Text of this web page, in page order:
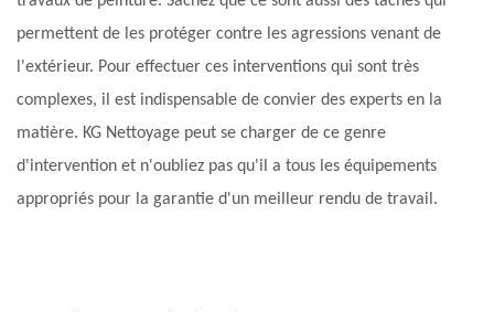
permettent de les protéger contre les agressions venant de
l'extérieur. Pour effectuer ces interventions qui sont très
complexes, il est indispensable de convier des experts en la
matière. KG Nettoyage peut se charger de ce genre
d'intervention et n'oubliez pas qu'il a tous les équipements
appropriés pour la garantie d'un meilleur rendu de travail.